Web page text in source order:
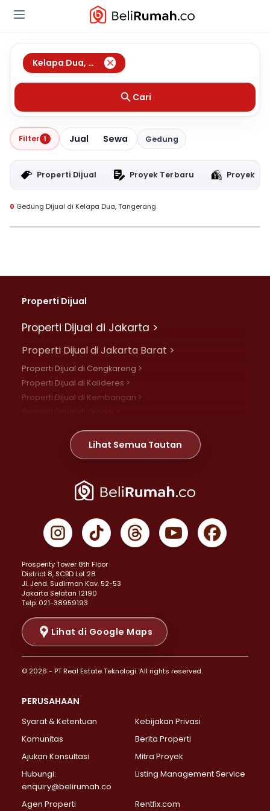
Kelapa Dua, Tangerang
Cari
Filter 1 Jual Sewa Gedung
Properti Dijual Proyek Terbaru Proyek
0 Gedung Dijual di Kelapa Dua, Tangerang
Properti Dijual
Properti Dijual di Jakarta >
Properti Dijual di Jakarta Barat >
Properti Dijual di Cengkareng >
Properti Dijual di Kalideres >
Properti Dijual di Kembangan >
Properti Dijual di Meruya >
Properti Dijual di Jelambar >
Properti Dijual di Jakarta Pusat >
Properti Dijual di Gambir >
Properti Dijual di Johar Baru >
Properti Dijual di Menteng >
Properti Dijual di Senen >
Properti Dijual di Tanah Abang >
Properti Dijual di Cikini >
Properti Dijual di Kramat >
Properti Dijual di Pasar Baru >
Properti Dijual di Bendungan Hilir >
Properti Dijual di Jakarta Selatan >
Properti Dijual di Lebak Bulus >
Properti Dijual di Gandaria Selatan >
Properti Dijual di Pondok Labu >
Properti Dijual di Lenteng Agung >
Properti Dijual di Senayan >
Properti Dijual di Pondok Pinang >
Lihat Semua Tautan
Prosperity Tower 8th Floor
District 8, SCBD Lot 28
JI. Jend. Sudirman Kav. 52-53
Jakarta Selatan 12190
Telp: 021-38959193
Lihat di Google Maps
© 2026 - PT Real Estate Teknologi. All rights reserved.
PERUSAHAAN
Syarat & Ketentuan
Kebijakan Privasi
Komunitas
Berita Properti
Ajukan Konsultasi
Mitra Proyek
Hubungi:
enquiry@belirumah.co
Listing Management Service
Agen Properti Rentfix.com